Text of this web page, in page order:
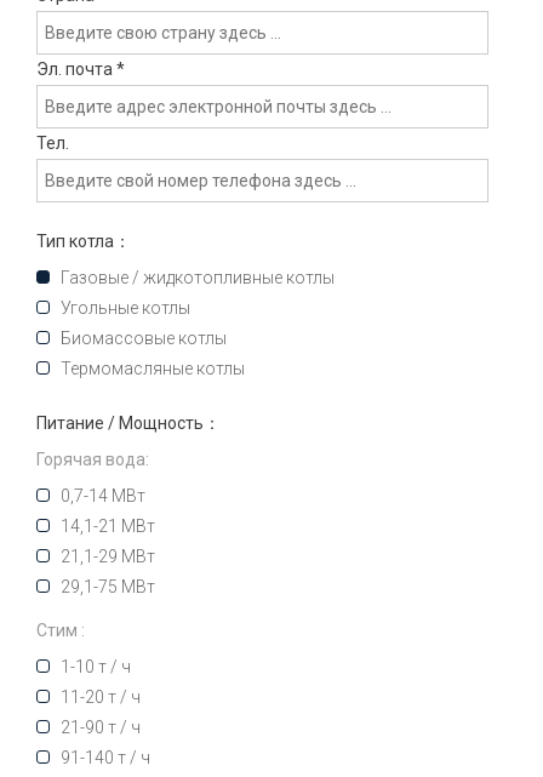
Эл. почта *
Тел.
Тип котла：
Газовые / жидкотопливные котлы
Угольные котлы
Биомассовые котлы
Термомасляные котлы
Питание / Мощность：
Горячая вода:
0,7-14 МВт
14,1-21 МВт
21,1-29 МВт
29,1-75 МВт
Стим :
1-10 т / ч
11-20 т / ч
21-90 т / ч
91-140 т / ч